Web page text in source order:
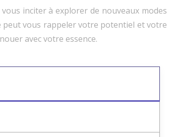
inciter à explorer de nouveaux modes
peut vous rappeler votre potentiel et votre
avec votre essence.